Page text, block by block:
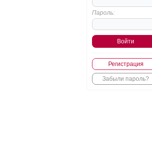
Пароль:
Регистрация
Забыли пароль?